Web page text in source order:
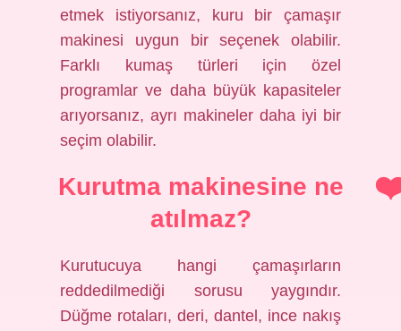
etmek istiyorsanız, kuru bir çamaşır
makinesi uygun bir seçenek olabilir.
Farklı kumaş türleri için özel
programlar ve daha büyük kapasiteler
arıyorsanız, ayrı makineler daha iyi bir
seçim olabilir.
Kurutma makinesine ne
atılmaz?
Kurutucuya hangi çamaşırların
reddedilmediği sorusu yaygındır.
Düğme rotaları, deri, dantel, ince nakış